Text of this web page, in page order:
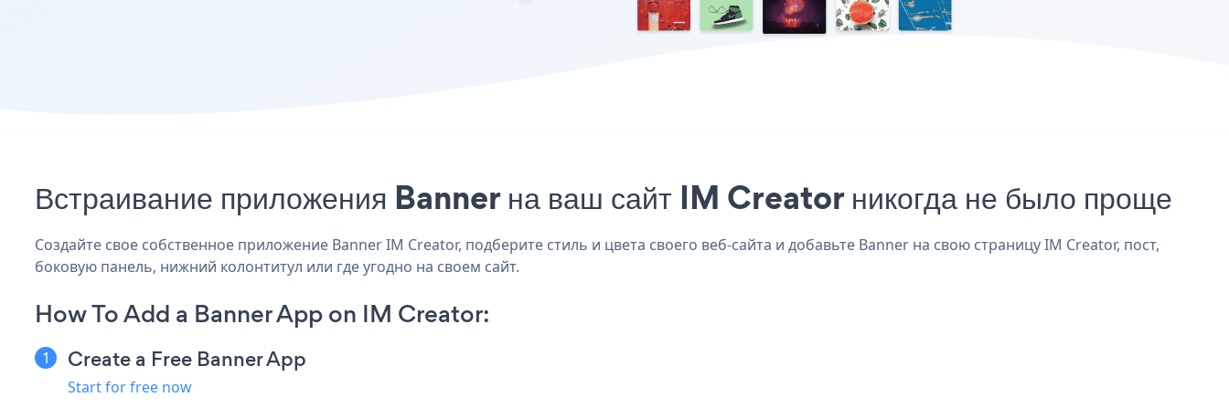
Встраивание приложения Banner на ваш сайт IM Creator никогда не было проще
Создайте свое собственное приложение Banner IM Creator, подберите стиль и цвета своего веб-сайта и добавьте Banner на свою страницу IM Creator, пост,
боковую панель, нижний колонтитул или где угодно на своем сайт.
How To Add a Banner App on IM Creator:
Create a Free Banner App
Start for free now